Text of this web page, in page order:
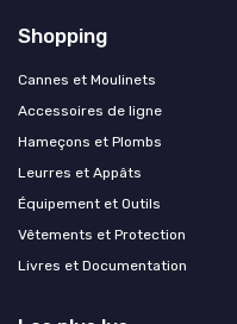
Shopping
Cannes et Moulinets
Accessoires de ligne
Hameçons et Plombs
Leurres et Appâts
Équipement et Outils
Vêtements et Protection
Livres et Documentation